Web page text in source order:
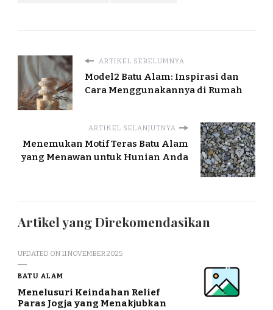
ARTIKEL SEBELUMNYA
Model2 Batu Alam: Inspirasi dan
Cara Menggunakannya di Rumah
ARTIKEL SELANJUTNYA
Menemukan Motif Teras Batu Alam
yang Menawan untuk Hunian Anda
Artikel yang Direkomendasikan
UPDATED ON11 NOVEMBER 2025
BATU ALAM
Menelusuri Keindahan Relief
Paras Jogja yang Menakjubkan